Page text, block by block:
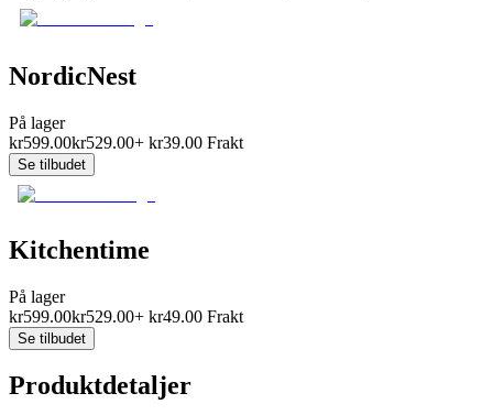
NordicNest
På lager
kr599.00kr529.00+ kr39.00 Frakt
Se tilbudet
Kitchentime
På lager
kr599.00kr529.00+ kr49.00 Frakt
Se tilbudet
Produktdetaljer